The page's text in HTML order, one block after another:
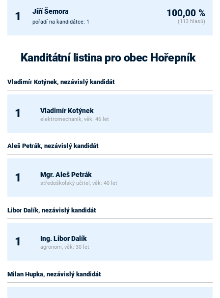
1 Jiří Šemora
pořadí na kandidátce: 1
100,00 %
(113 hlasů)
Kanditátní listina pro obec Hořepník
Vladimír Kotýnek, nezávislý kandidát
1 Vladimír Kotýnek
elektromechanik, věk: 46 let
Aleš Petrák, nezávislý kandidát
1 Mgr. Aleš Petrák
středoškolský učitel, věk: 40 let
Libor Dalík, nezávislý kandidát
1 Ing. Libor Dalík
agronom, věk: 30 let
Milan Hupka, nezávislý kandidát